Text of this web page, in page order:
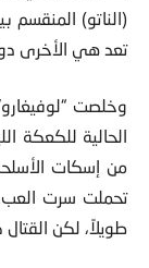
(الناتو) المنقسم
تعد هي الأخرى
وخلصت
الحالية للكعكة
تحملت سرت العبء
طويلاً، لكن القتال